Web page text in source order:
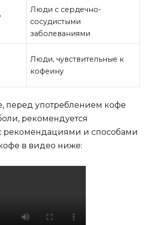
Люди с сердечно-
сосудистыми
заболеваниями
Люди, чувствительные к
кофеину
перед употреблением кофе
рекомендуется
рекомендациями и способами
в видео ниже: